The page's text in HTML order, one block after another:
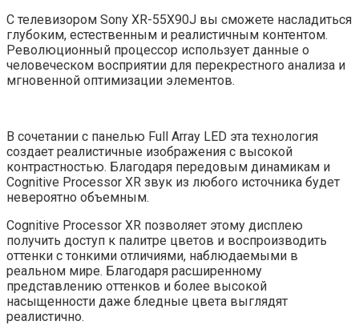
С телевизором Sony XR-55X90J вы сможете насладиться
глубоким, естественным и реалистичным контентом.
Революционный процессор использует данные о
человеческом восприятии для перекрестного анализа и
мгновенной оптимизации элементов.
В сочетании с панелью Full Array LED эта технология
создает реалистичные изображения с высокой
контрастностью. Благодаря передовым динамикам и
Cognitive Processor XR звук из любого источника будет
невероятно объемным.
Cognitive Processor XR позволяет этому дисплею
получить доступ к палитре цветов и воспроизводить
оттенки с тонкими отличиями, наблюдаемыми в
реальном мире. Благодаря расширенному
представлению оттенков и более высокой
насыщенности даже бледные цвета выглядят
реалистично.